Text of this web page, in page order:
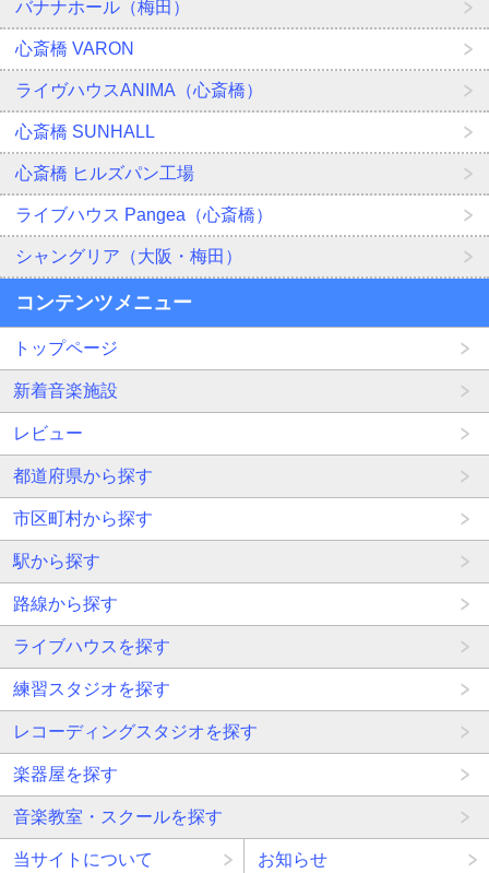
バナナホール（梅田）
心斎橋 VARON
ライヴハウスANIMA（心斎橋）
心斎橋 SUNHALL
心斎橋 ヒルズパン工場
ライブハウス Pangea（心斎橋）
シャングリア（大阪・梅田）
コンテンツメニュー
トップページ
新着音楽施設
レビュー
都道府県から探す
市区町村から探す
駅から探す
路線から探す
ライブハウスを探す
練習スタジオを探す
レコーディングスタジオを探す
楽器屋を探す
音楽教室・スクールを探す
当サイトについて お知らせ